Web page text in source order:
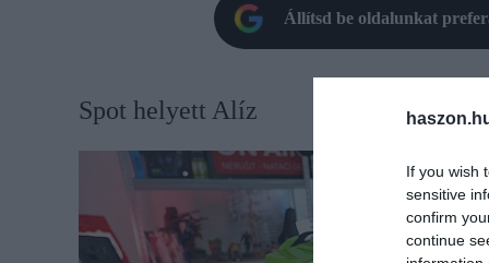
If you wish
sensitive
confirm
continue
Állítsd be oldalunkat
​Spot helyett Alíz